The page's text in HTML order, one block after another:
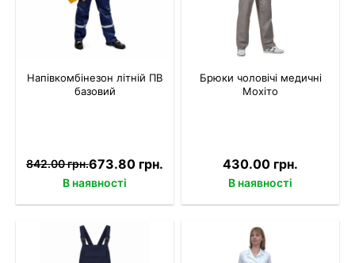
Напівкомбінезон літній ПВ
базовий
673.80 грн.
842.00 грн.
В наявності
Брюки чоловічі медичні
Мохіто
430.00 грн.
В наявності